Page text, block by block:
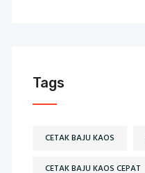
Tags
CETAK BAJU KAOS
CETAK BAJU KAOS CEPAT